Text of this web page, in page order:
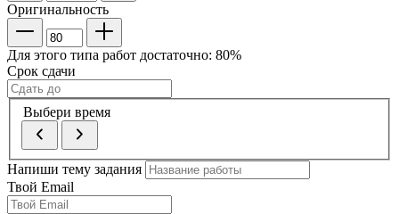
Оригинальность
Для этого типа работ достаточно: 80%
Срок сдачи
Выбери время
Напиши тему задания
Твой Email